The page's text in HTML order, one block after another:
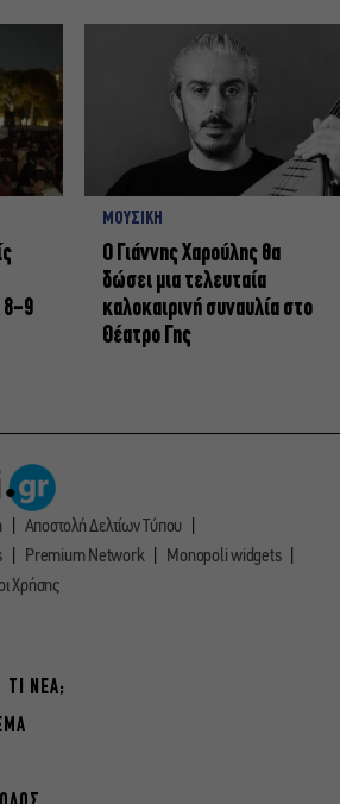
8-9
ΜΟΥΣΙΚΗ
Ο Γιάννης Χαρούλης θα
δώσει μια τελευταία
καλοκαιρινή συναυλία στο
Θέατρο Γης
Αποστολή Δελτίων Τύπου
Premium Network
Monopoli widgets
Χρήσης
ΤΙ ΝΕΑ;